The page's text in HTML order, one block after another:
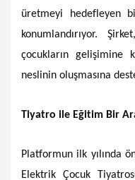
üretmeyi hedefleyen
konumlandırıyor.
çocukların gelişimine
neslinin oluşmasına
Tiyatro ile Eğitim Bir
Platformun ilk yılında
Elektrik Çocuk